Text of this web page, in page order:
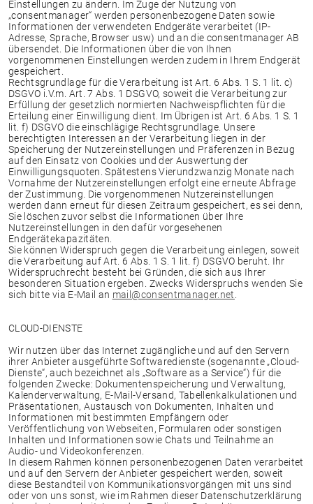
Einstellungen zu ändern. Im Zuge der Nutzung von
„consentmanager“ werden personenbezogene Daten sowie
Informationen der verwendeten Endgeräte verarbeitet (IP-
Adresse, Sprache, Browser usw) und an die consentmanager AB
übersendet. Die Informationen über die von Ihnen
vorgenommenen Einstellungen werden zudem in Ihrem Endgerät
gespeichert.
Rechtsgrundlage für die Verarbeitung ist Art. 6 Abs. 1 S. 1 lit. c)
DSGVO i.V.m. Art. 7 Abs. 1 DSGVO, soweit die Verarbeitung zur
Erfüllung der gesetzlich normierten Nachweispflichten für die
Erteilung einer Einwilligung dient. Im Übrigen ist Art. 6 Abs. 1 S. 1
lit. f) DSGVO die einschlägige Rechtsgrundlage. Unsere
berechtigten Interessen an der Verarbeitung liegen in der
Speicherung der Nutzereinstellungen und Präferenzen in Bezug
auf den Einsatz von Cookies und der Auswertung der
Einwilligungsquoten. Spätestens Vierundzwanzig Monate nach
Vornahme der Nutzereinstellungen erfolgt eine erneute Abfrage
der Zustimmung. Die vorgenommenen Nutzereinstellungen
werden dann erneut für diesen Zeitraum gespeichert, es sei denn,
Sie löschen zuvor selbst die Informationen über Ihre
Nutzereinstellungen in den dafür vorgesehenen
Endgerätekapazitäten.
Sie können Widerspruch gegen die Verarbeitung einlegen, soweit
die Verarbeitung auf Art. 6 Abs. 1 S. 1 lit. f) DSGVO beruht. Ihr
Widerspruchrecht besteht bei Gründen, die sich aus Ihrer
besonderen Situation ergeben. Zwecks Widerspruchs wenden Sie
sich bitte via E-Mail an mail@consentmanager.net
CLOUD-DIENSTE
Wir nutzen über das Internet zugängliche und auf den Servern
ihrer Anbieter ausgeführte Softwaredienste (sogenannte „Cloud-
Dienste“, auch bezeichnet als „Software as a Service“) für die
folgenden Zwecke: Dokumentenspeicherung und Verwaltung,
Kalenderverwaltung, E-Mail-Versand, Tabellenkalkulationen und
Präsentationen, Austausch von Dokumenten, Inhalten und
Informationen mit bestimmten Empfängern oder
Veröffentlichung von Webseiten, Formularen oder sonstigen
Inhalten und Informationen sowie Chats und Teilnahme an
Audio- und Videokonferenzen.
In diesem Rahmen können personenbezogenen Daten verarbeitet
und auf den Servern der Anbieter gespeichert werden, soweit
diese Bestandteil von Kommunikationsvorgängen mit uns sind
oder von uns sonst, wie im Rahmen dieser Datenschutzerklärung